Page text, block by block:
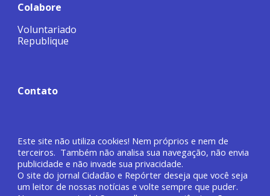
Colabore
Voluntariado
Republique
Contato
Este site não utiliza cookies! Nem próprios e nem de
terceiros. Também não analisa sua navegação, não envia
publicidade e não invade sua privacidade.
O site do jornalCidadão e Repórter deseja que você seja
um leitor de nossas notícias e volte sempre que puder.